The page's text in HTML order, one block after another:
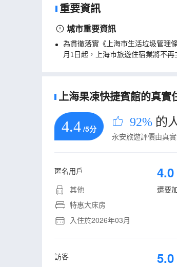
重要資訊
城市重要資訊
為貫徹落實《上海市生活垃圾管理
月1日起，上海市旅遊住宿業將不
上海果凍快捷賓館的真實
4.4 /5分 92% 的
永安旅遊評價由真
匿名用戶
其他
特惠大床房
入住於2026年03月
4.0
還要
訪客
5.0